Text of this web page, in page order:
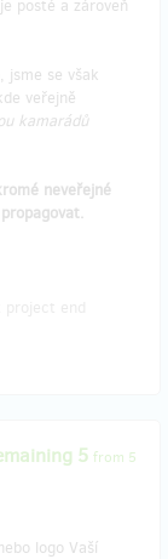
posté a zároveň
jsme se však
veřejně
kamarádů
neveřejné
5 from 5
logo Vaší